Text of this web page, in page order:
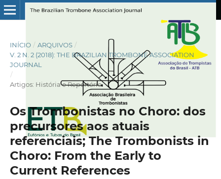
INÍCIO / ARQUIVOS /
V. 2 N. 2 (2018): THE BRAZILIAN TROMBONE ASSOCIATION
JOURNAL
/
Artigos: História e Repertório
Os Trombonistas no Choro: dos
precursores aos atuais
referenciais; The Trombonists in
Choro: From the Early to
Current References